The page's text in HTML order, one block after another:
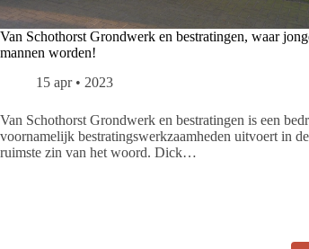
Van Schothorst Grondwerk en bestratingen, waar
mannen worden!
15 apr • 2023
Van Schothorst Grondwerk en bestratingen is een
voornamelijk bestratingswerkzaamheden uitvoert in de
ruimste zin van het woord. Dick…